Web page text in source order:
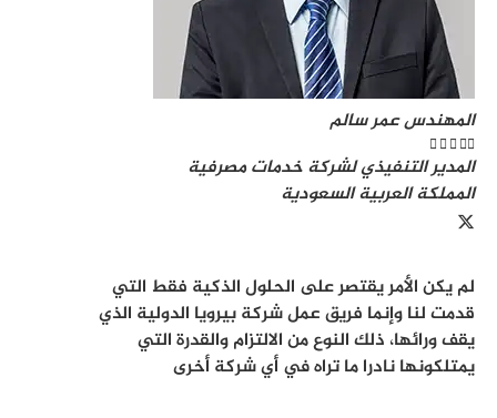
المهندس عمر سالم
   
المدير التنفيذي لشركة خدمات مصرفية
المملكة العربية السعودية
لم يكن الأمر يقتصر على الحلول الذكية فقط التي
قدمت لنا وإنما فريق عمل شركة بيرويا الدولية الذي
يقف ورائها، ذلك النوع من الالتزام والقدرة التي
يمتلكونها نادرا ما تراه في أي شركة أخرى